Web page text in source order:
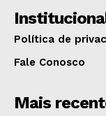
Política de
Fale Conosco
Mais